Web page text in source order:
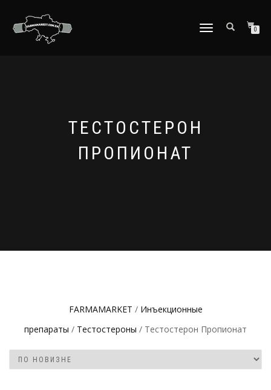
ПЕРЕКЛЮЧИТЬ
0
ТЕСТОСТЕРОН
ПРОПИОНАТ
FARMAMARKET / Инъeкциoнныe
препараты / Тестостероны / Тестостерон Пропионат